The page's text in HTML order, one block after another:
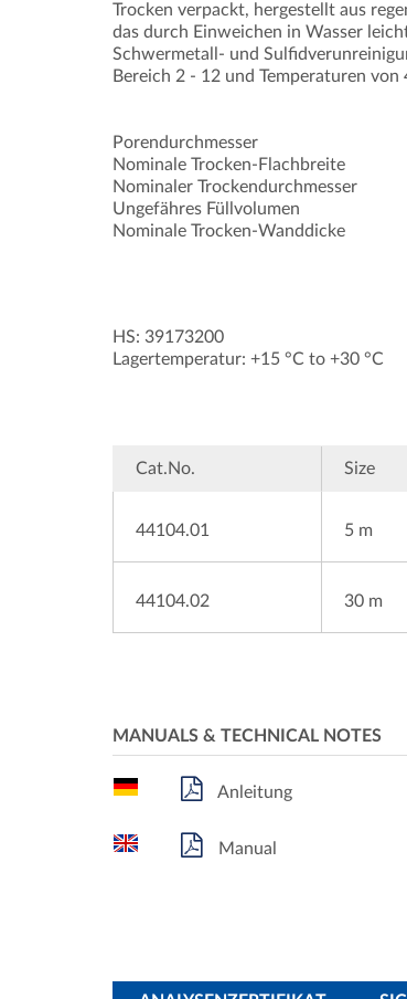
Trocken verpackt, hergestellt aus
das durch Einweichen in Wasser
Schwermetall- und
Bereich 2 - 12 und Temperaturen von
Porendurchmesser
Nominale Trocken-Flachbreite
Nominaler Trockendurchmesser
Ungefähres Füllvolumen
Nominale Trocken-Wanddicke
HS: 39173200
Lagertemperatur: +15 °C to +30 °C
Cat.No. Size
44104.01 5 m
44104.02 30 m
MANUALS & TECHNICAL NOTES
Anleitung
Manual